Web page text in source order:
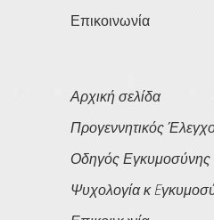
Επικοινωνία
Αρχική σελίδα
Προγεννητικός
Οδηγός Εγκυμοσύνης
Ψυχολογία κ